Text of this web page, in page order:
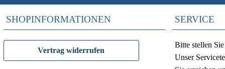
SHOPINFORMATIONEN
Vertrag widerrufen
SERVICE
Bitte stellen
Unser